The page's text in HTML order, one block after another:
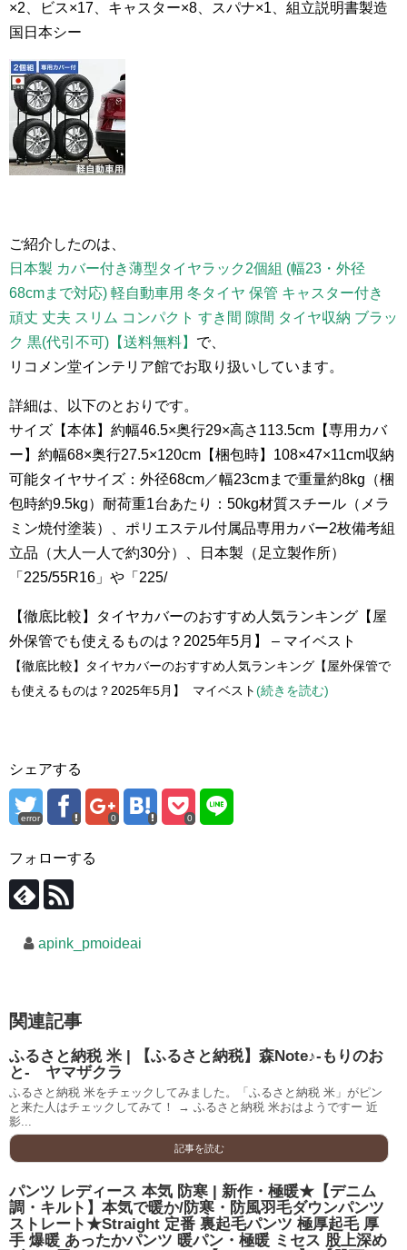
×2、ビス×17、キャスター×8、スパナ×1、組立説明書製造
国日本シー
ご紹介したのは、
日本製 カバー付き薄型タイヤラック2個組 (幅23・外径
68cmまで対応) 軽自動車用 冬タイヤ 保管 キャスター付き
頑丈 丈夫 スリム コンパクト すき間 隙間 タイヤ収納 ブラッ
ク 黒(代引不可)【送料無料】 で、
リコメン堂インテリア館でお取り扱いしています。
詳細は、以下のとおりです。
サイズ【本体】約幅46.5×奥行29×高さ113.5cm【専用カバ
ー】約幅68×奥行27.5×120cm【梱包時】108×47×11cm収納
可能タイヤサイズ：外径68cm／幅23cmまで重量約8kg（梱
包時約9.5kg）耐荷重1台あたり：50kg材質スチール（メラ
ミン焼付塗装）、ポリエステル付属品専用カバー2枚備考組
立品（大人一人で約30分）、日本製（足立製作所）
「225/55R16」や「225/
【徹底比較】タイヤカバーのおすすめ人気ランキング【屋
外保管でも使えるものは？2025年5月】 – マイベスト
【徹底比較】タイヤカバーのおすすめ人気ランキング【屋外保管で
も使えるものは？2025年5月】 マイベスト(続きを読む)
シェアする
error 0 0
フォローする
apink_pmoideai
関連記事
ふるさと納税 米 | 【ふるさと納税】森Note♪-もりのお
と- ヤマザクラ
ふるさと納税 米をチェックしてみました。「ふるさと納税 米」がピン
と来た人はチェックしてみて！ → ふるさと納税 米おはようですー 近
影...
記事を読む
パンツ レディース 本気 防寒 | 新作・極暖★【デニム
調・キルト】本気で暖か/防寒・防風羽毛ダウンパンツ
ストレート★Straight 定番 裏起毛パンツ 極厚起毛 厚
手 爆暖 あったかパンツ 暖パン・極暖 ミセス 股上深め